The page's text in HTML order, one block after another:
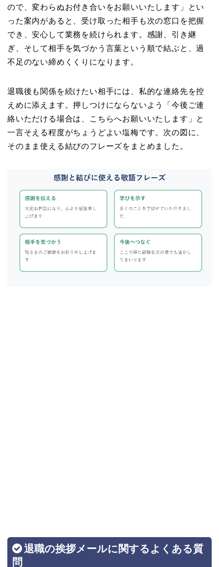
ので、変わらぬお付き合いをお願いいたします」とい
った案内があると、受け取った相手も次の窓口を把握
でき、安心して業務を続けられます。感謝、引き継
ぎ、そして相手を気づかう言葉という順で結ぶと、過
不足のない締めくくりになります。
退職後も関係を続けたい相手には、私的な連絡先を控
えめに添えます。押しつけにならないよう「今後ご連
絡いただける場合は、こちらへお願いいたします」と
一言そえる程度がちょうどよい塩梅です。次の図に、
そのまま使える結びのフレーズをまとめました。
退職の挨拶メールに関するよくある質
問